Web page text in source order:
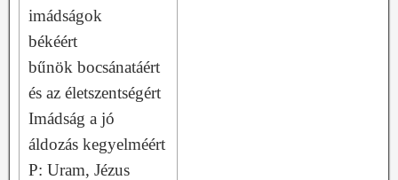
imádságok
békéért
bűnök bocsánatáért
és az életszentségért
Imádság a jó
áldozás kegyelméért
P: Uram, Jézus